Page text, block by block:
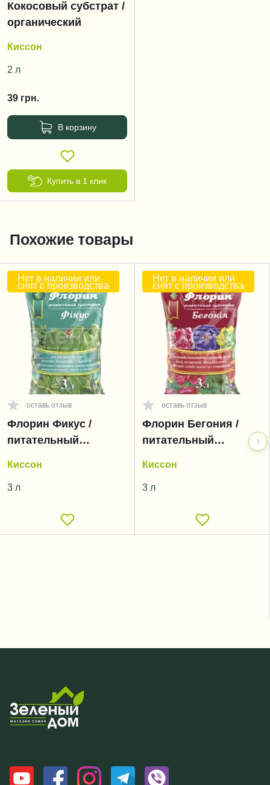
Кокосовый субстрат /
органический
Киссон
2 л
39 грн.
В корзину
Купить в 1 клик
Похожие товары
Нет в наличии или
снят с производства
оставь отзыв
Флорин Фикус /
питательный
Киссон
3 л
Нет в наличии или
снят с производства
оставь отзыв
Флорин Бегония /
питательный
Киссон
3 л